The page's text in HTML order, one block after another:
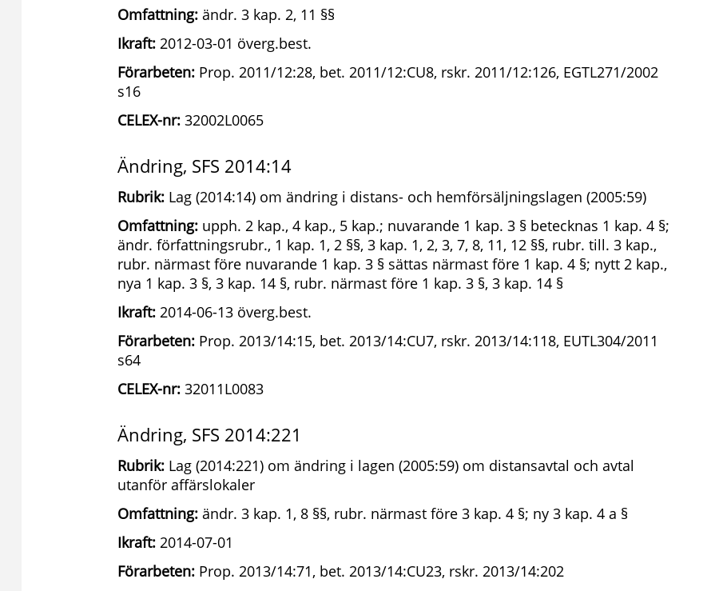
Omfattning: ändr. 3 kap. 2, 11 §§
Ikraft: 2012-03-01 överg.best.
Förarbeten: Prop. 2011/12:28, bet. 2011/12:CU8, rskr. 2011/12:126, EGTL271/2002
s16
CELEX-nr: 32002L0065
Ändring, SFS 2014:14
Rubrik: Lag (2014:14) om ändring i distans- och hemförsäljningslagen (2005:59)
Omfattning: upph. 2 kap., 4 kap., 5 kap.; nuvarande 1 kap. 3 § betecknas 1 kap. 4 §;
ändr. författningsrubr., 1 kap. 1, 2 §§, 3 kap. 1, 2, 3, 7, 8, 11, 12 §§, rubr. till. 3 kap.,
rubr. närmast före nuvarande 1 kap. 3 § sättas närmast före 1 kap. 4 §; nytt 2 kap.,
nya 1 kap. 3 §, 3 kap. 14 §, rubr. närmast före 1 kap. 3 §, 3 kap. 14 §
Ikraft: 2014-06-13 överg.best.
Förarbeten: Prop. 2013/14:15, bet. 2013/14:CU7, rskr. 2013/14:118, EUTL304/2011
s64
CELEX-nr: 32011L0083
Ändring, SFS 2014:221
Rubrik: Lag (2014:221) om ändring i lagen (2005:59) om distansavtal och avtal
utanför affärslokaler
Omfattning: ändr. 3 kap. 1, 8 §§, rubr. närmast före 3 kap. 4 §; ny 3 kap. 4 a §
Ikraft: 2014-07-01
Förarbeten: Prop. 2013/14:71, bet. 2013/14:CU23, rskr. 2013/14:202